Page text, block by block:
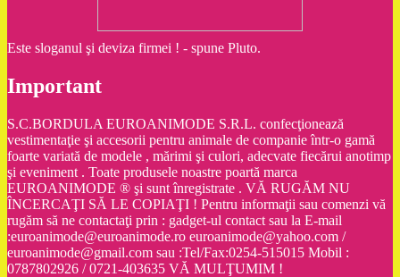
Este sloganul şi deviza firmei ! - spune Pluto.
Important
S.C.BORDULA EUROANIMODE S.R.L. confecţionează
vestimentaţie şi accesorii pentru animale de companie într-o gamă
foarte variată de modele , mărimi şi culori, adecvate fiecărui anotimp
şi eveniment . Toate produsele noastre poartă marca
EUROANIMODE ® şi sunt înregistrate . VĂ RUGĂM NU
ÎNCERCAŢI SĂ LE COPIAŢI ! Pentru informaţii sau comenzi vă
rugăm să ne contactaţi prin : gadget-ul contact sau la E-mail
:euroanimode@euroanimode.ro euroanimode@yahoo.com /
euroanimode@gmail.com sau :Tel/Fax:0254-515015 Mobil :
0787802926 / 0721-403635 VĂ MULŢUMIM !